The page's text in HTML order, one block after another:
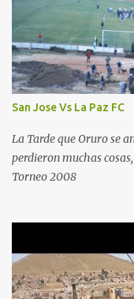
San Jose Vs La Paz FC
La Tarde que Oruro se
perdieron muchas
Torneo 2008